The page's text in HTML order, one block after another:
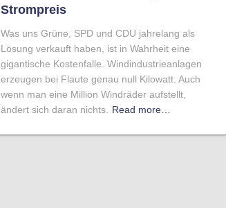
Strompreis
Was uns Grüne, SPD und CDU jahrelang als
Lösung verkauft haben, ist in Wahrheit eine
gigantische Kostenfalle. Windindustrieanlagen
erzeugen bei Flaute genau null Kilowatt. Auch
wenn man eine Million Windräder aufstellt,
ändert sich daran nichts.
Read more…